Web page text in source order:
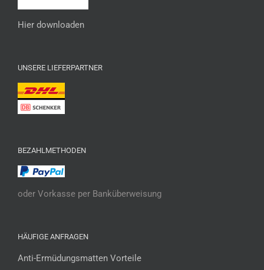
Hier downloaden
UNSERE LIEFERPARTNER
BEZAHLMETHODEN
oder Vorkasse per Banküberweisung
HÄUFIGE ANFRAGEN
Anti-Ermüdungsmatten Vorteile